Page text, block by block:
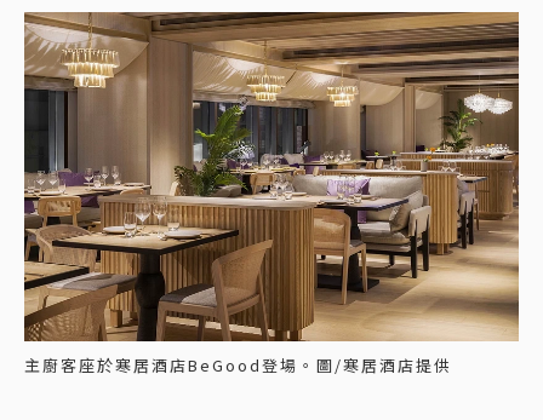
主廚客座於寒居酒店BeGood登場。圖/寒居酒店提供